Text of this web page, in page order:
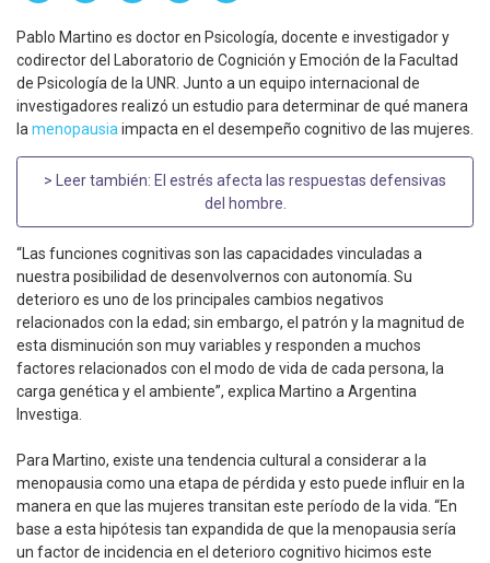
Pablo Martino es doctor en Psicología, docente e investigador y
codirector del Laboratorio de Cognición y Emoción de la Facultad
de Psicología de la UNR. Junto a un equipo internacional de
investigadores realizó un estudio para determinar de qué manera
la menopausia impacta en el desempeño cognitivo de las mujeres.
> Leer también: El estrés afecta las respuestas defensivas
del hombre
“Las funciones cognitivas son las capacidades vinculadas a
nuestra posibilidad de desenvolvernos con autonomía. Su
deterioro es uno de los principales cambios negativos
relacionados con la edad; sin embargo, el patrón y la magnitud de
esta disminución son muy variables y responden a muchos
factores relacionados con el modo de vida de cada persona, la
carga genética y el ambiente”, explica Martino a Argentina
Investiga.
Para Martino, existe una tendencia cultural a considerar a la
menopausia como una etapa de pérdida y esto puede influir en la
manera en que las mujeres transitan este período de la vida. “En
base a esta hipótesis tan expandida de que la menopausia sería
un factor de incidencia en el deterioro cognitivo hicimos este